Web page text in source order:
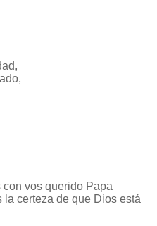
vos querido Papa
la certeza de que Dios está